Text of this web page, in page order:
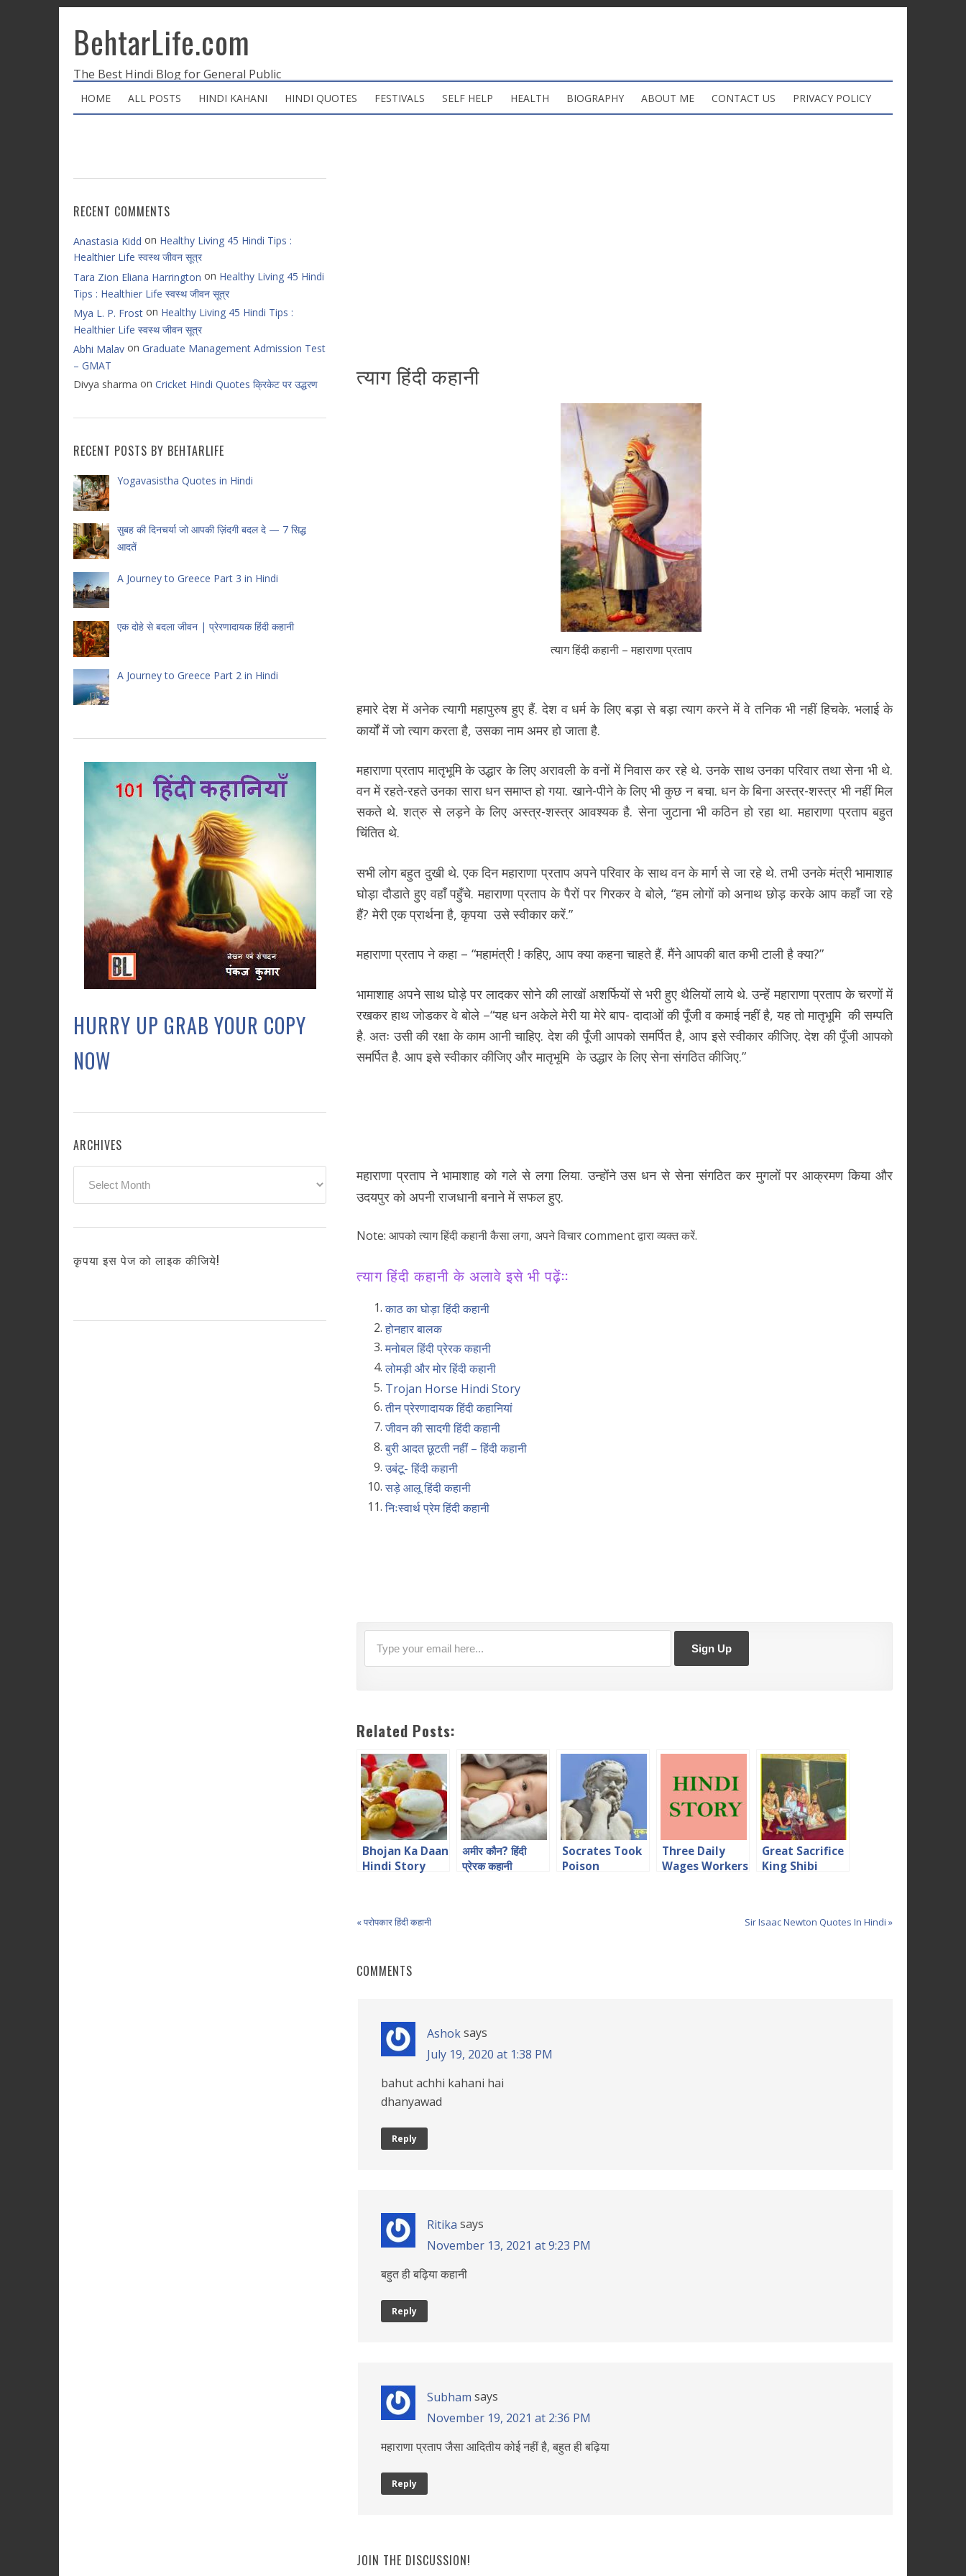
BehtarLife.com
The Best Hindi Blog for General Public
HOME ALL POSTS HINDI KAHANI HINDI QUOTES FESTIVALS SELF HELP HEALTH BIOGRAPHY ABOUT ME CONTACT US PRIVACY POLICY
त्याग हिंदी कहानी
त्याग हिंदी कहानी – महाराणा प्रताप
हमारे देश में अनेक त्यागी महापुरुष हुए हैं. देश व धर्म के लिए बड़ा से बड़ा त्याग करने में वे तनिक भी नहीं हिचके. भलाई के
कार्यों में जो त्याग करता है, उसका नाम अमर हो जाता है.
महाराणा प्रताप मातृभूमि के उद्धार के लिए अरावली के वनों में निवास कर रहे थे. उनके साथ उनका परिवार तथा सेना भी थे.
वन में रहते-रहते उनका सारा धन समाप्त हो गया. खाने-पीने के लिए भी कुछ न बचा. धन के बिना अस्त्र-शस्त्र भी नहीं मिल
सकते थे. शत्रु से लड़ने के लिए अस्त्र-शस्त्र आवश्यक है. सेना जुटाना भी कठिन हो रहा था. महाराणा प्रताप बहुत
चिंतित थे.
सभी लोग बहुत दुखी थे. एक दिन महाराणा प्रताप अपने परिवार के साथ वन के मार्ग से जा रहे थे. तभी उनके मंत्री भामाशाह
घोड़ा दौडाते हुए वहाँ पहुँचे. महाराणा प्रताप के पैरों पर गिरकर वे बोले, “हम लोगों को अनाथ छोड़ करके आप कहाँ जा रहे
हैं? मेरी एक प्रार्थना है, कृपया उसे स्वीकार करें.”
महाराणा प्रताप ने कहा – “महामंत्री ! कहिए, आप क्या कहना चाहते हैं. मैंने आपकी बात कभी टाली है क्या?”
भामाशाह अपने साथ घोड़े पर लादकर सोने की लाखों अशर्फियों से भरी हुए थैलियों लाये थे. उन्हें महाराणा प्रताप के चरणों में
रखकर हाथ जोडकर वे बोले –“यह धन अकेले मेरी या मेरे बाप- दादाओं की पूँजी व कमाई नहीं है, यह तो मातृभूमि की सम्पति
है. अतः उसी की रक्षा के काम आनी चाहिए. देश की पूँजी आपको समर्पित है, आप इसे स्वीकार कीजिए. देश की पूँजी आपको
समर्पित है. आप इसे स्वीकार कीजिए और मातृभूमि के उद्धार के लिए सेना संगठित कीजिए.”
महाराणा प्रताप ने भामाशाह को गले से लगा लिया. उन्होंने उस धन से सेना संगठित कर मुगलों पर आक्रमण किया और
उदयपुर को अपनी राजधानी बनाने में सफल हुए.
Note: आपको त्याग हिंदी कहानी कैसा लगा, अपने विचार comment द्वारा व्यक्त करें.
त्याग हिंदी कहानी के अलावे इसे भी पढ़ें::
काठ का घोड़ा हिंदी कहानी
होनहार बालक
मनोबल हिंदी प्रेरक कहानी
लोमड़ी और मोर हिंदी कहानी
Trojan Horse Hindi Story
तीन प्रेरणादायक हिंदी कहानियां
जीवन की सादगी हिंदी कहानी
बुरी आदत छूटती नहीं – हिंदी कहानी
उबंटू- हिंदी कहानी
सड़े आलू हिंदी कहानी
निःस्वार्थ प्रेम हिंदी कहानी
Related Posts:
Bhojan Ka Daan
Hindi Story
अमीर कौन? हिंदी
प्रेरक कहानी
Socrates Took
Poison
Three Daily
Wages Workers
Great Sacrifice
King Shibi
« परोपकार हिंदी कहानी Sir Isaac Newton Quotes In Hindi »
COMMENTS
Ashoksays
July 19, 2020 at 1:38 PM
bahut achhi kahani hai
dhanyawad
Reply
Ritika says
November 13, 2021 at 9:23 PM
बहुत ही बढ़िया कहानी
Reply
Subham says
November 19, 2021 at 2:36 PM
महाराणा प्रताप जैसा आदितीय कोई नहीं है, बहुत ही बढ़िया
Reply
JOIN THE DISCUSSION!
RECENT COMMENTS
Anastasia Kidd on Healthy Living 45 Hindi Tips :
Healthier Life स्वस्थ जीवन सूत्र
Tara Zion Eliana Harrington on Healthy Living 45 Hindi
Tips : Healthier Life स्वस्थ जीवन सूत्र
Mya L. P. Frost on Healthy Living 45 Hindi Tips :
Healthier Life स्वस्थ जीवन सूत्र
Abhi Malav on Graduate Management Admission Test
– GMAT
Divya sharma on Cricket Hindi Quotes क्रिकेट पर उद्धरण
RECENT POSTS BY BEHTARLIFE
Yogavasistha Quotes in Hindi
सुबह की दिनचर्या जो आपकी ज़िंदगी बदल दे — 7 सिद्ध
आदतें
A Journey to Greece Part 3 in Hindi
एक दोहे से बदला जीवन | प्रेरणादायक हिंदी कहानी
A Journey to Greece Part 2 in Hindi
HURRY UP GRAB YOUR COPY
NOW
ARCHIVES
कृपया इस पेज को लाइक कीजिये!